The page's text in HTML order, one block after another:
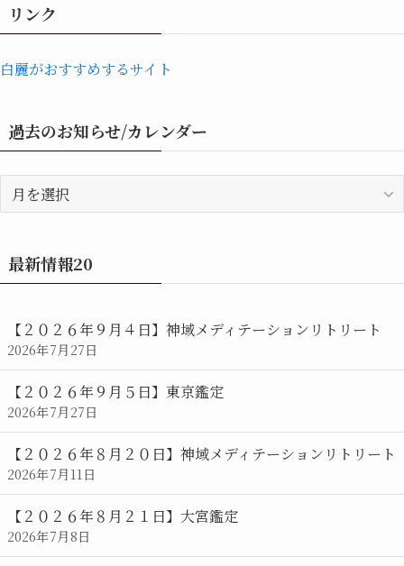
リンク
白麗がおすすめするサイト
過去のお知らせ/カレンダー
去
お
知
せ/
カ
レ
ダ
ー
最新情報20
【２０２６年９月４日】神域メディテーションリトリート
2026年7月27日
【２０２６年９月５日】東京鑑定
2026年7月27日
【２０２６年８月２０日】神域メディテーションリトリート
2026年7月11日
【２０２６年８月２１日】大宮鑑定
2026年7月8日